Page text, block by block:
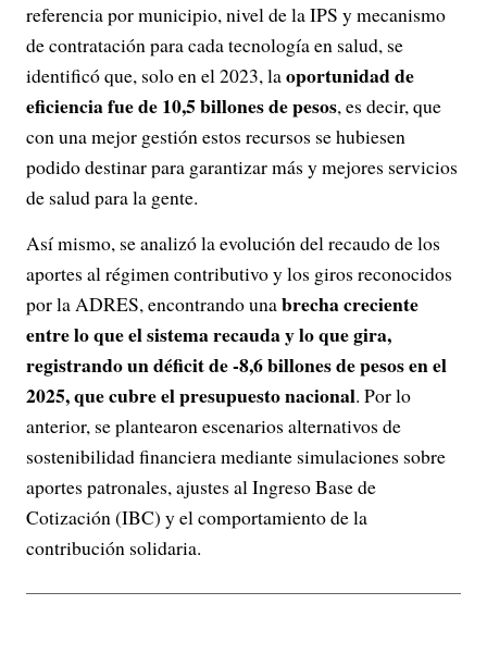
referencia por municipio, nivel de la IPS y mecanismo
de contratación para cada tecnología en salud, se
identificó que, solo en el 2023, laoportunidad de
eficiencia fue de 10,5 billones de pesos, es decir, que
con una mejor gestión estos recursos se hubiesen
podido destinar para garantizar más y mejores servicios
de salud para la gente.
Así mismo, se analizó la evolución del recaudo de los
aportes al régimen contributivo y los giros reconocidos
por la ADRES, encontrando unabrecha creciente
entre lo que el sistema recauda y lo que gira,
registrando un déficit de -8,6 billones de pesos en el
2025, que cubre el presupuesto nacional. Por lo
anterior, se plantearon escenarios alternativos de
sostenibilidad financiera mediante simulaciones sobre
aportes patronales, ajustes al Ingreso Base de
Cotización (IBC) y el comportamiento de la
contribución solidaria.